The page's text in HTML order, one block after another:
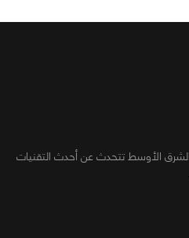
الأوسط تتحدث عن أحدث التقنيات